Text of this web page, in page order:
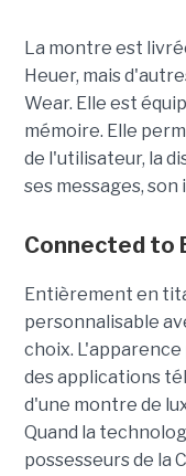
La montre est
Heuer, mais
Wear. Elle est
mémoire. Elle
de l'utilisateur, la
ses messages,
Connected to
Entièrement en
personnalisable
choix.
des applications
d'une montre de
Quand la
possesseurs de la